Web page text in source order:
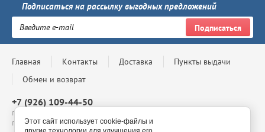
Подписаться на рассылку выгодных предложений
Подписаться
Главная Контакты Доставка
Пункты выдачи
Обмен и возврат
+7 (926) 109-44-50
г. Москва, Проспект Андропова, д. 8, ТЦ Мегаполис, 4 этаж,
павильон 4-69, с 10:00 до 20:00
Этот сайт использует cookie-файлы и